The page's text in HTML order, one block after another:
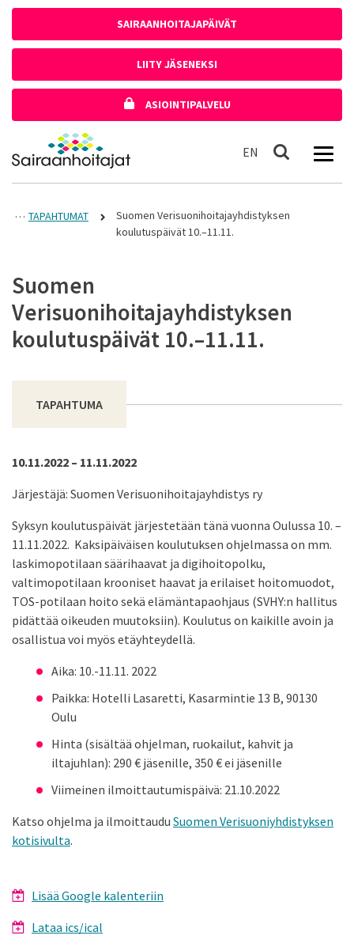
SAIRAANHOITAJAPÄIVÄT
LIITY JÄSENEKSI
ASIOINTIPALVELU
Etusivulle
EN In English
Haku
TAPAHTUMAT
Suomen Verisuonihoitajayhdistyksen
koulutuspäivät 10.–11.11.
Suomen
Verisuonihoitajayhdistyksen
koulutuspäivät 10.–11.11.
TAPAHTUMA
10.11.2022 – 11.11.2022
Järjestäjä: Suomen Verisuonihoitajayhdistys ry
Syksyn koulutuspäivät järjestetään tänä vuonna Oulussa 10. –
11.11.2022. Kaksipäiväisen koulutuksen ohjelmassa on mm.
laskimopotilaan säärihaavat ja digihoitopolku,
valtimopotilaan krooniset haavat ja erilaiset hoitomuodot,
TOS-potilaan hoito sekä elämäntapaohjaus (SVHY:n hallitus
pidättää oikeuden muutoksiin). Koulutus on kaikille avoin ja
osallistua voi myös etäyhteydellä.
Aika: 10.-11.11. 2022
Paikka: Hotelli Lasaretti, Kasarmintie 13 B, 90130
Oulu
Hinta (sisältää ohjelman, ruokailut, kahvit ja
iltajuhlan): 290 € jäsenille, 350 € ei jäsenille
Viimeinen ilmoittautumispäivä: 21.10.2022
Katso ohjelma ja ilmoittaudu Suomen Verisuoniyhdistyksen
kotisivulta.
Lisää Google kalenteriin
Lataa ics/ical